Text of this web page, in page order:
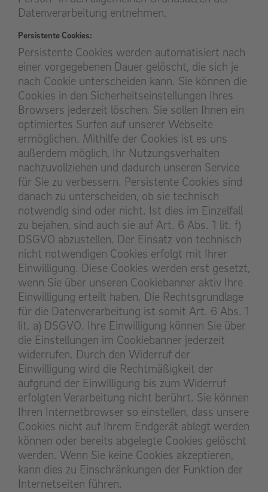
Datenverarbeitung entnehmen.
Persistente Cookies:
Persistente Cookies werden automatisiert nach
einer vorgegebenen Dauer gelöscht, die sich je
nach Cookie unterscheiden kann. Sie können die
Cookies in den Sicherheitseinstellungen Ihres
Browsers jederzeit löschen. Sie sollen Ihnen ein
optimiertes Surfen auf unserer Webseite
ermöglichen. Mithilfe der Cookies ist es uns
außerdem möglich, Ihr Nutzungsverhalten
nachzuvollziehen und dadurch unseren Service
für Sie zu verbessern. Persistente Cookies sind
danach zu unterscheiden, ob sie technisch
notwendig sind oder nicht. Ist dies im Einzelfall
zu bejahen, sind auch sie auf Art. 6 Abs. 1 lit. f)
DSGVO abzustellen. Der Einsatz von technisch
nicht notwendigen Cookies erfolgt mit Ihrer
Einwilligung. Diese Cookies werden erst gesetzt,
wenn Sie über unseren Cookiebanner aktiv Ihre
Einwilligung erteilt haben. Die Rechtsgrundlage
für die Datenverarbeitung ist somit Art. 6 Abs. 1
lit. a) DSGVO. Ihre Einwilligung können Sie über
die Einstellungen im Cookiebanner jederzeit
widerrufen. Durch den Widerruf der
Einwilligung wird die Rechtmäßigkeit der
aufgrund der Einwilligung bis zum Widerruf
erfolgten Verarbeitung nicht berührt. Sie können
Ihren Internetbrowser so einstellen, dass unsere
Cookies nicht auf Ihrem Endgerät ablegt werden
können oder bereits abgelegte Cookies gelöscht
werden. Wenn Sie keine Cookies akzeptieren,
kann dies zu Einschränkungen der Funktion der
Internetseiten führen.